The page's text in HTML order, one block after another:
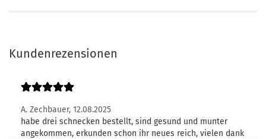
Kundenrezensionen
A. Zechbauer, 12.08.2025
habe drei schnecken bestellt, sind gesund und munter
angekommen, erkunden schon ihr neues reich, vielen dank